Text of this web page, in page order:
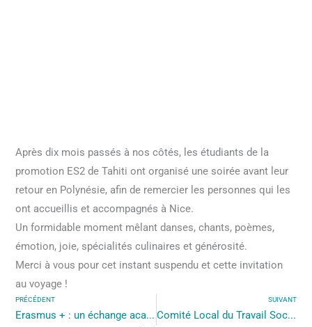
Après dix mois passés à nos côtés, les étudiants de la
promotion ES2 de Tahiti ont organisé une soirée avant leur
retour en Polynésie, afin de remercier les personnes qui les
ont accueillis et accompagnés à Nice.
Un formidable moment mêlant danses, chants, poèmes,
émotion, joie, spécialités culinaires et générosité.
Merci à vous pour cet instant suspendu et cette invitation
au voyage !
PRÉCÉDENT
Erasmus + : un échange académique réussi
SUIVANT
Comité Local du Travail Social et Développement Social 06